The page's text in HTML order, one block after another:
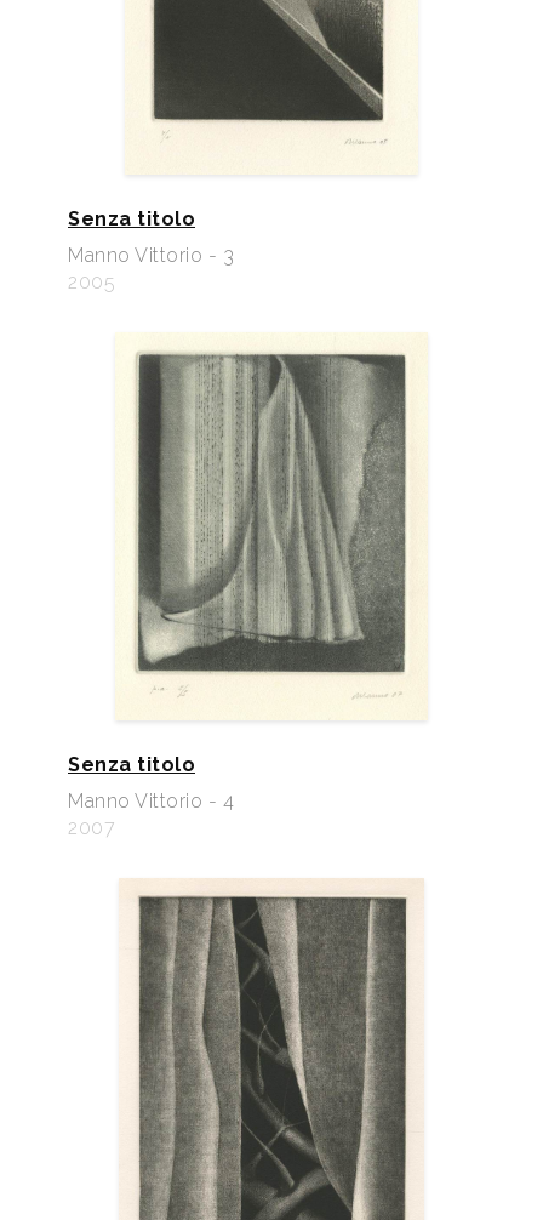
Senza titolo
Manno Vittorio - 3
2005
Senza titolo
Manno Vittorio - 4
2007